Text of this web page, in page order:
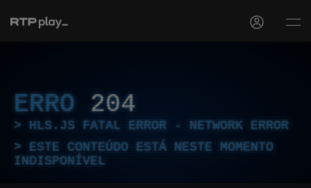
ERRO 204
HLS.JS FATAL ERROR - NETWORK ERROR
ESTE CONTEÚDO ESTÁ NESTE MOMENTO
INDISPONÍVEL